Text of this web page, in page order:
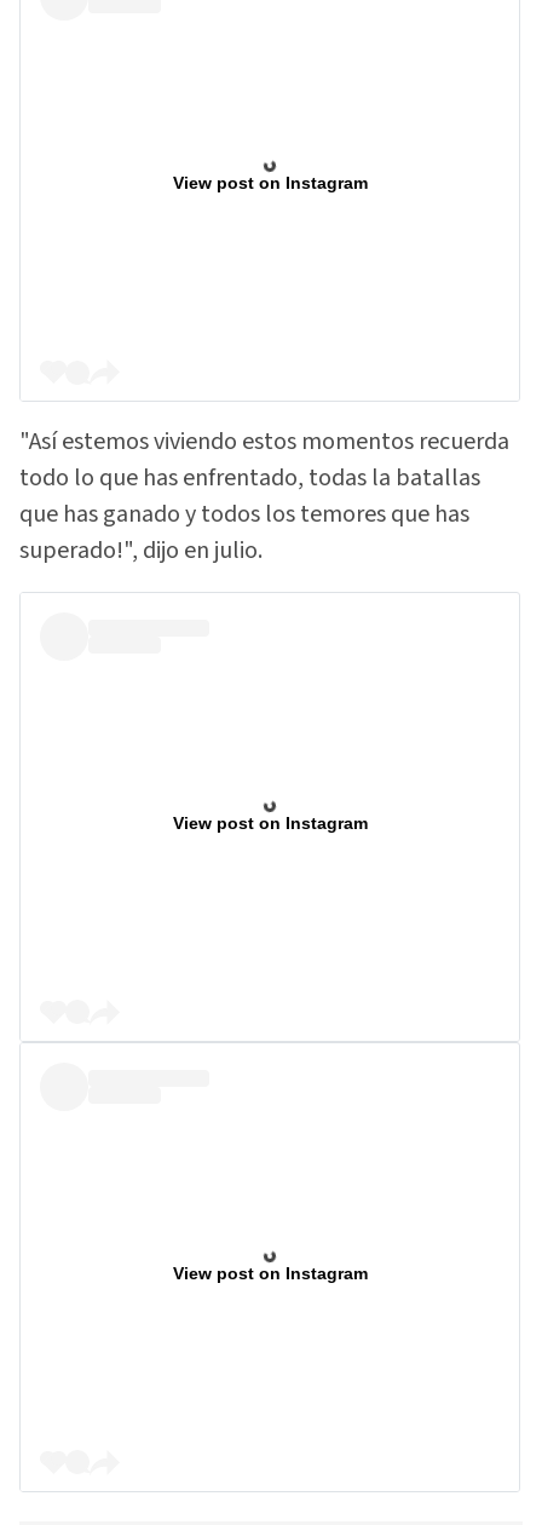
View post on Instagram
"Así estemos viviendo estos momentos recuerda
todo lo que has enfrentado, todas la batallas
que has ganado y todos los temores que has
superado!", dijo en julio.
View post on Instagram
View post on Instagram